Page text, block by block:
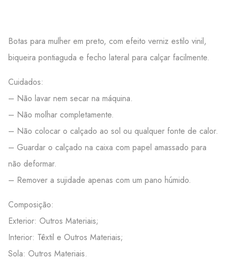
Botas para mulher em preto, com efeito verniz estilo vinil,
biqueira pontiaguda e fecho lateral para calçar facilmente.
Cuidados:
– Não lavar nem secar na máquina.
– Não molhar completamente.
– Não colocar o calçado ao sol ou qualquer fonte de calor.
– Guardar o calçado na caixa com papel amassado para
não deformar.
– Remover a sujidade apenas com um pano húmido.
Composição:
Exterior: Outros Materiais;
Interior: Têxtil e Outros Materiais;
Sola: Outros Materiais.